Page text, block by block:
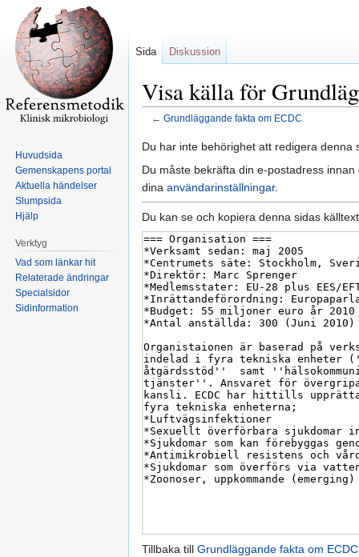
Visa källa för
← Grundläggande fakta om ECDC
Hoppa
till
navigering
Hoppa
till
sök
Du har inte behörighet att redigera denna
Du måste bekräfta din e-postadress
dina användarinställningar.
Du kan se och kopiera denna sidas
Tillbaka till Grundläggande fakta om ECDC
Sida Diskussion
Huvudsida
Gemenskapens portal
Aktuella händelser
Slumpsida
Hjälp
Verktyg
Vad som länkar hit
Relaterade ändringar
Specialsidor
Sidinformation